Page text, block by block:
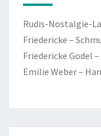
Rudis-Nostalgie-
Friedericke –
Friedericke Godel
Emilie Weber –